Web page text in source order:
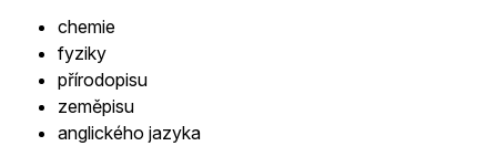
chemie
fyziky
přírodopisu
zeměpisu
anglického jazyka